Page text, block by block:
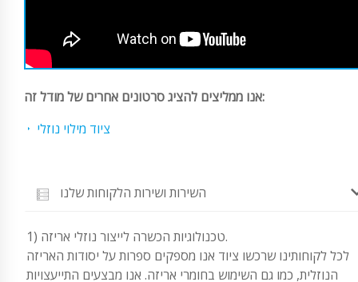
אנו ממליצים להציג סרטונים אחרים של מודל זה:
ציוד מילוי נוזלי
השירות ושירות הלקוחות שלנו
1) טכנולוגיות הכשרה לייצור נוזלי אריזה.
לכל לקוחותינו שרכשו ציוד אנו מספקים ספרות על יסודות האריזה
הנוזלית, כמו גם השימוש בחומרי אריזה. אנו מבצעים התייעצויות